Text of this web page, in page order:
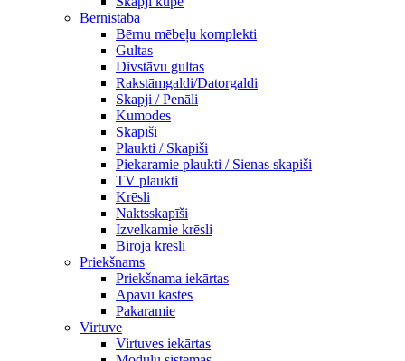
Bērnistaba
Bērnu mēbeļu komplekti
Gultas
Divstāvu gultas
Rakstāmgaldi/Datorgaldi
Skapji / Penāli
Kumodes
Skapīši
Plaukti / Skapiši
Piekaramie plaukti / Sienas skapiši
TV plaukti
Krēsli
Naktsskapīši
Izvelkamie krēsli
Biroja krēsli
Priekšnams
Priekšnama iekārtas
Apavu kastes
Pakaramie
Virtuve
Virtuves iekārtas